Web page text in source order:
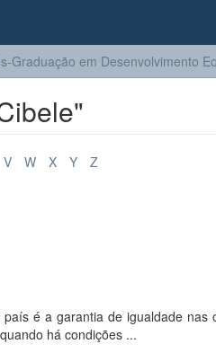
Graduação em Desenvolvimento
V W X Y Z
é a garantia de igualdade nas
há condições ...